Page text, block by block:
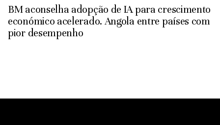
BM aconselha adopção de IA para crescimento
económico acelerado. Angola entre países com
pior desempenho